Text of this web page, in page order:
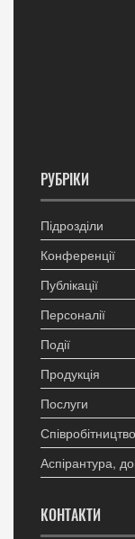
РУБРІКИ
Підрозділи
Конференції
Публікації
Персоналії
Події
Продукція
Послуги
Співробітництво
Аспірантура,
КОНТАКТИ